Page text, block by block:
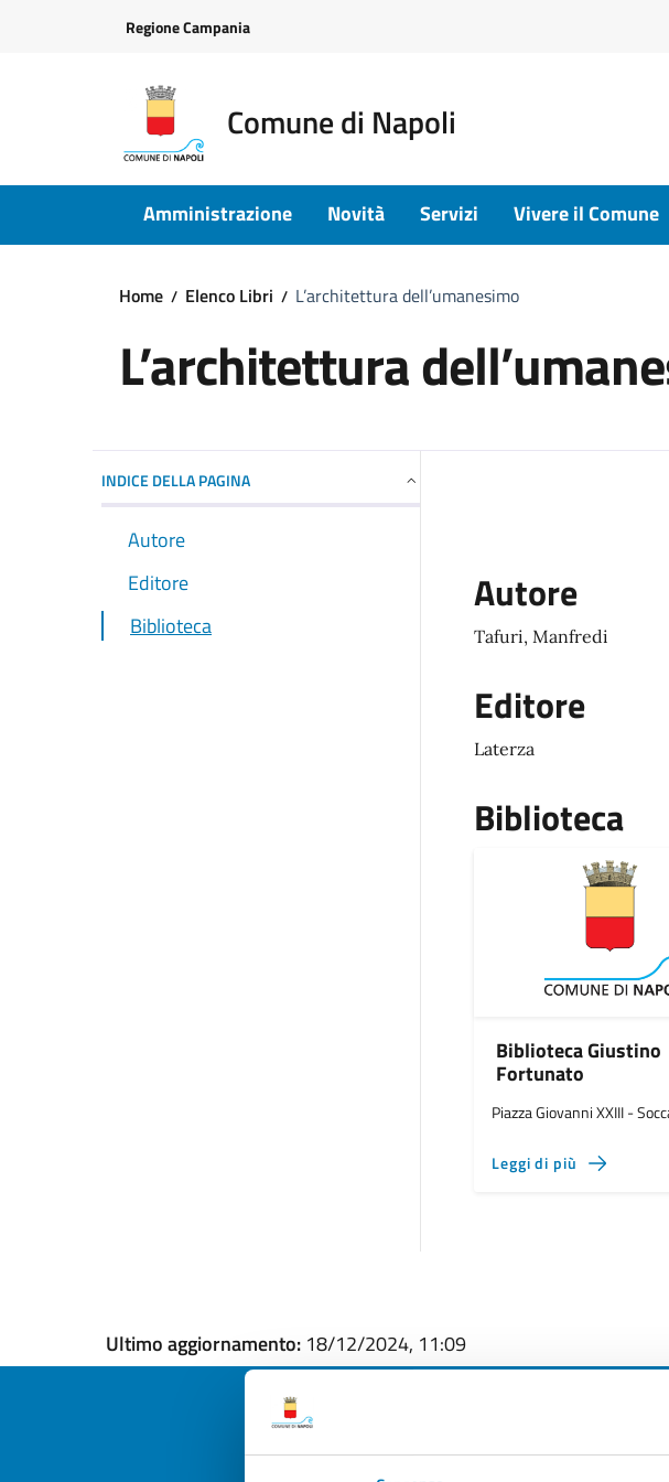
Regione Campania
Comune di Napoli
Amministrazione Novità Servizi Vivere il Comune
Home Elenco Libri L’architettura dell’umanesimo
L’architettura
INDICE DELLA PAGINA
Autore
Editore
Biblioteca
Autore
Tafuri, Manfredi
Editore
Laterza
Biblioteca
Biblioteca Giustino
Fortunato
Piazza Giovanni XXIII -
Leggi di più
Ultimo aggiornamento: 18/12/2024, 11:09